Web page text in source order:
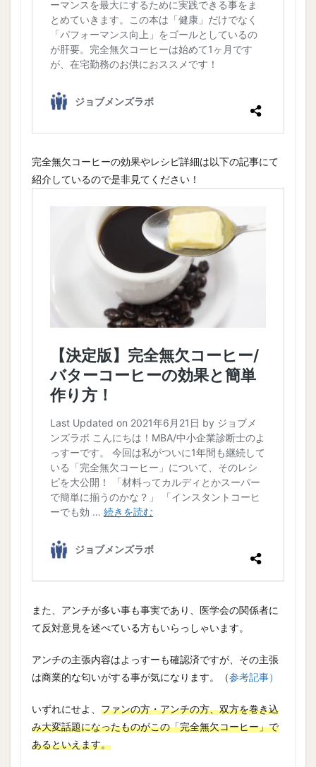
完全無欠コーヒーの効果やレシピ詳細は以下の記事にて
紹介しているので是非見てください！
また、アンチが多い事も事実であり、医学会の関係者に
て反対意見を述べている方もいらっしゃいます。
アンチの主張内容はよっすーも確認済ですが、その主張
は商業的な匂いがする事が気になります。（参考記事）
いずれにせよ、 ファンの方・アンチの方、双方を巻き込
み大変話題になったものがこの「完全無欠コーヒー」で
あるといえます。